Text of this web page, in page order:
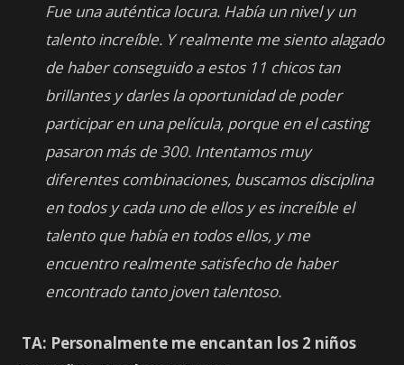
Fue una auténtica locura. Había un nivel y un
talento increíble. Y realmente me siento alagado
de haber conseguido a estos 11 chicos tan
brillantes y darles la oportunidad de poder
participar en una película, porque en el casting
pasaron más de 300. Intentamos muy
diferentes combinaciones, buscamos disciplina
en todos y cada uno de ellos y es increíble el
talento que había en todos ellos, y me
encuentro realmente satisfecho de haber
encontrado tanto joven talentoso.
TA: Personalmente me encantan los 2 niños